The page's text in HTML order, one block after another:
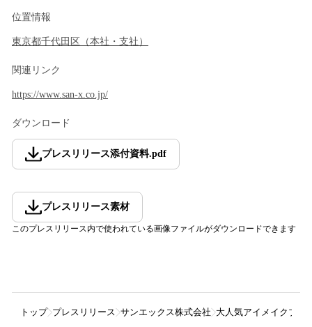
位置情報
東京都千代田区 （本社・支社 ）
関連リンク
https://www.san-x.co.jp/
ダウンロード
プレスリリース添付資料.pdf
プレスリリース素材
このプレスリリース内で使われている画像ファイルがダウンロードできます
トップ プレスリリース サンエックス株式会社 大人気アイメイクブラ